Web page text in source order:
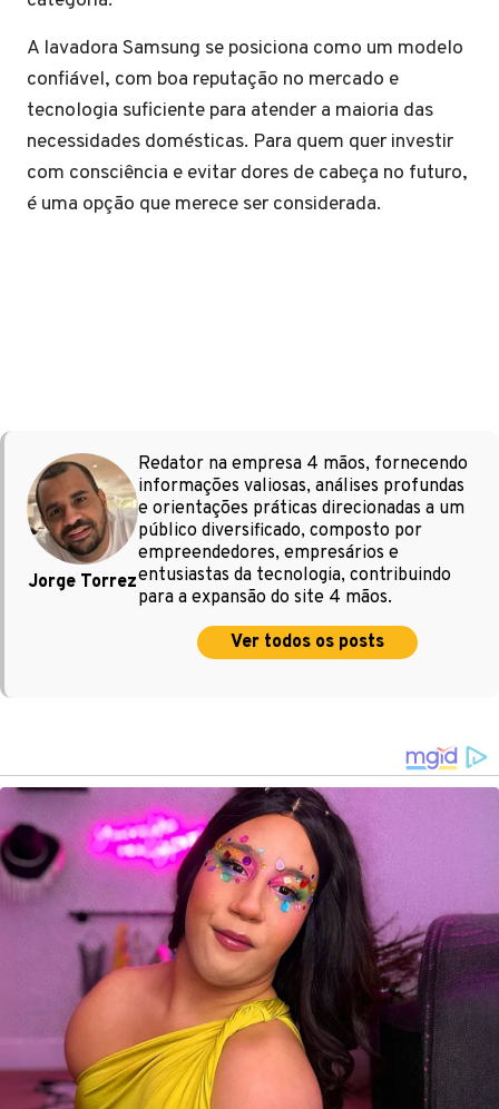
A lavadora Samsung se posiciona como um modelo
confiável, com boa reputação no mercado e
tecnologia suficiente para atender a maioria das
necessidades domésticas. Para quem quer investir
com consciência e evitar dores de cabeça no futuro,
é uma opção que merece ser considerada.
Jorge Torrez
Redator na empresa 4 mãos, fornecendo
informações valiosas, análises profundas
e orientações práticas direcionadas a um
público diversificado, composto por
empreendedores, empresários e
entusiastas da tecnologia, contribuindo
para a expansão do site 4 mãos.
Ver todos os posts